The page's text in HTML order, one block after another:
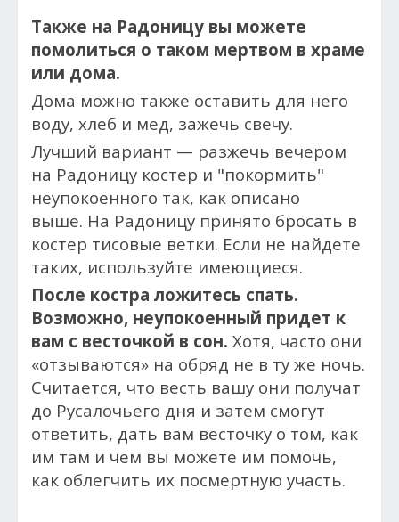
Также на Радоницу вы можете
помолиться о таком мертвом в храме
или дома.
Дома можно также оставить для него
воду, хлеб и мед, зажечь свечу.
Лучший вариант — разжечь вечером
на Радоницу костер и "покормить"
неупокоенного так, как описано
выше. На Радоницу принято бросать в
костер тисовые ветки. Если не найдете
таких, используйте имеющиеся.
После костра ложитесь спать.
Возможно, неупокоенный придет к
вам с весточкой в сон. Хотя, часто они
«отзываются» на обряд не в ту же ночь.
Считается, что весть вашу они получат
до Русалочьего дня и затем смогут
ответить, дать вам весточку о том, как
им там и чем вы можете им помочь,
как облегчить их посмертную участь.